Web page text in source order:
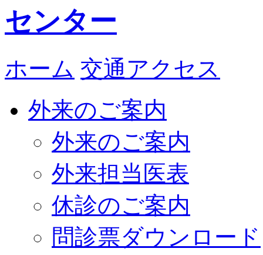
ホーム 交通アクセス
外来のご案内
外来のご案内
外来担当医表
休診のご案内
問診票ダウンロード